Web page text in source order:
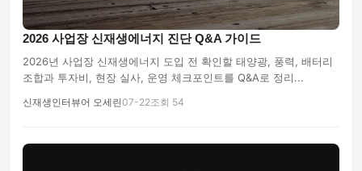
2026 사업장 신재생에너지 진단 Q&A 가이드
2026년 사업장 신재생에너지 도입 전 확인할 태양광, 풍력, 배터리
조합과 투자비, 현장 실사, 운영 체크포인트를 Q&A로 정리...
신재생인터뷰어 오세린07-22조회 54